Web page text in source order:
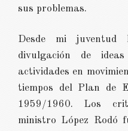
sus problemas.
Desde mi
divulgación de
actividades en
tiempos del Plan de
1959/1960. Los
ministro López Rodó